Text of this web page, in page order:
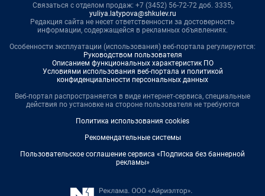
Связаться с отделом продаж: +7 (3452) 56-72-72 доб. 3335,
yuliya.latypova@shkulev.ru
Редакция сайта не несет ответственности за достоверность
информации, содержащейся в рекламных объявлениях.
Особенности эксплуатации (использования) веб-портала регулируются:
Руководством пользователя
Описанием функциональных характеристик ПО
Условиями использования веб-портала и политикой
конфиденциальности персональных данных
Веб-портал распространяется в виде интернет-сервиса, специальные
действия по установке на стороне пользователя не требуются
Политика использования cookies
Рекомендательные системы
Пользовательское соглашение сервиса «Подписка без баннерной
рекламы»